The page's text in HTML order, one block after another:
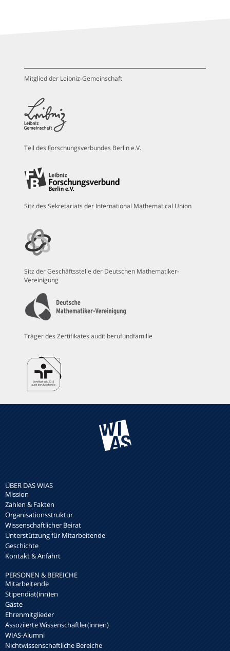
Mitglied der Leibniz-Gemeinschaft
Teil des Forschungsverbundes Berlin e.V.
Sitz des Sekretariats der International Mathematical Union
Sitz der Geschäftsstelle der Deutschen Mathematiker-
Vereinigung
Träger des Zertifikates audit berufundfamilie
ÜBER DAS WIAS
Mission
Zahlen & Fakten
Organisationsstruktur
Wissenschaftlicher Beirat
Unterstützung für Mitarbeitende
Geschichte
Kontakt & Anfahrt
PERSONEN & BEREICHE
Mitarbeitende
Stipendiat(inn)en
Gäste
Ehrenmitglieder
Assoziierte Wissenschaftler(innen)
WIAS-Alumni
Nichtwissenschaftliche Bereiche